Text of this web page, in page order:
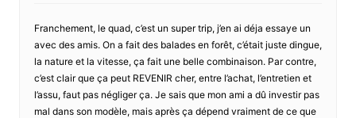
Franchement, le quad, c’est un super trip, j’en ai déja essaye un
avec des amis. On a fait des balades en forêt, c’était juste dingue,
la nature et la vitesse, ça fait une belle combinaison. Par contre,
c’est clair que ça peut REVENIR cher, entre l’achat, l’entretien et
l’assu, faut pas négliger ça. Je sais que mon ami a dû investir pas
mal dans son modèle, mais après ça dépend vraiment de ce que